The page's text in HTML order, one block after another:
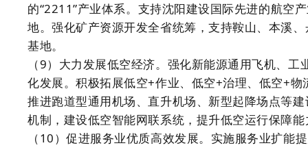
的“2211”产业体系。支持沈阳建设国际先进的航空
地。强化矿产资源开发全省统筹，支持鞍山、本溪
基地。
（9）大力发展低空经济。强化新能源通用飞机、
化发展。积极拓展低空+作业、低空+治理、低空+
推进跑道型通用机场、直升机场、新型起降场点等
机制，建设低空智能网联系统，提升低空运行保障能
（10）促进服务业优质高效发展。实施服务业扩能